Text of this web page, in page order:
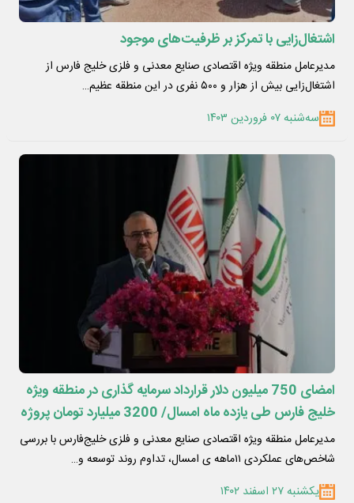
اشتغال‌زایی با تمرکز بر ظرفیت‌های موجود
مدیرعامل منطقه ویژه اقتصادی صنایع معدنی و فلزی خلیج فارس از
اشتغال‌زایی بیش از هزار و ۵۰۰ نفری در این منطقه عظیم…
سه‌شنبه ۰۷ فروردین ۱۴۰۳
امضای 750 میلیون دلار قرارداد سرمایه گذاری در منطقه ویژه
خلیج فارس طی یازده ماه امسال/ 3200 میلیارد تومان پروژه
زیرساختی در حال اجرا است
مدیرعامل منطقه ویژه اقتصادی صنایع معدنی و فلزی خلیج‌فارس با بررسی
شاخص‌های عملکردی ۱۱ماهه ی امسال، تداوم روند توسعه و…
یکشنبه ۲۷ اسفند ۱۴۰۲